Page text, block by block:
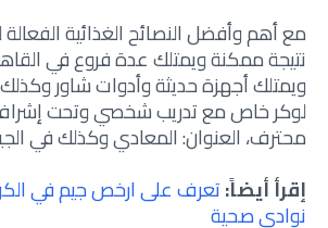
مع أهم وأفضل النصائح الغذائية
نتيجة ممكنة ويمتلك عدة فروع في
ويمتلك أجهزة حديثة وأدوات شاور
لوكر خاص مع تدريب شخصي وتحت إشراف
محترف، العنوان: المعادي وكذلك في
إقرأ أيضاً:تعرف على ارخص جيم في
نوادي صحية